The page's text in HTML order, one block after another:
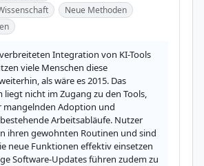
Neue Methoden
Integration von KI-Tools
viele Menschen diese
als wäre es 2015. Das
nicht im Zugang zu den Tools,
mangelnden Adoption und
Arbeitsabläufe. Nutzer
ihren gewohnten Routinen und sind
neue Funktionen effektiv einsetzen
Software-Updates führen zudem zu